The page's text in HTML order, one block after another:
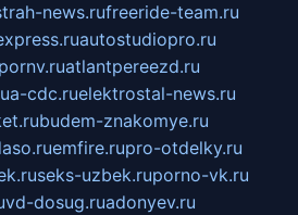
news.rufreeride-team.ru
autostudiopro.ru
pornv.ruatlantpereezd.ru
a-cdc.ruelektrostal-news.ru
budem-znakomye.ru
emfire.rupro-otdelky.ru
seks-uzbek.ruporno-vk.ru
vd-dosug.ruadonyev.ru